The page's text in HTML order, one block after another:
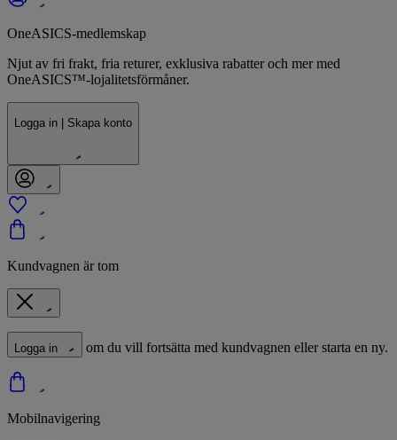
OneASICS-medlemskap
Njut av fri frakt, fria returer, exklusiva rabatter och mer med
OneASICS™-lojalitetsförmåner.
Logga in | Skapa konto
Kundvagnen är tom
Logga in om du vill fortsätta med kundvagnen eller starta en ny.
Mobilnavigering